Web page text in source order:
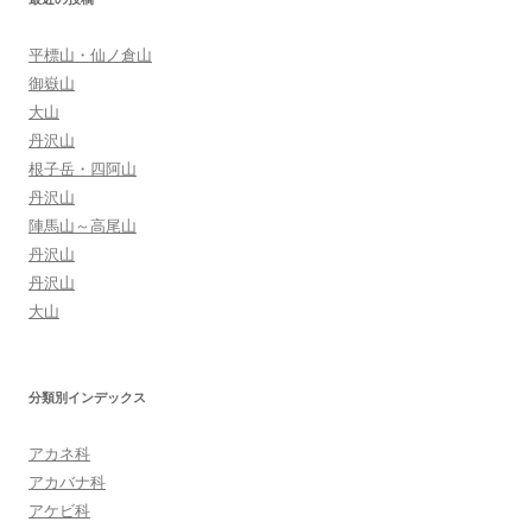
平標山・仙ノ倉山
御嶽山
大山
丹沢山
根子岳・四阿山
丹沢山
陣馬山～高尾山
丹沢山
丹沢山
大山
分類別インデックス
アカネ科
アカバナ科
アケビ科